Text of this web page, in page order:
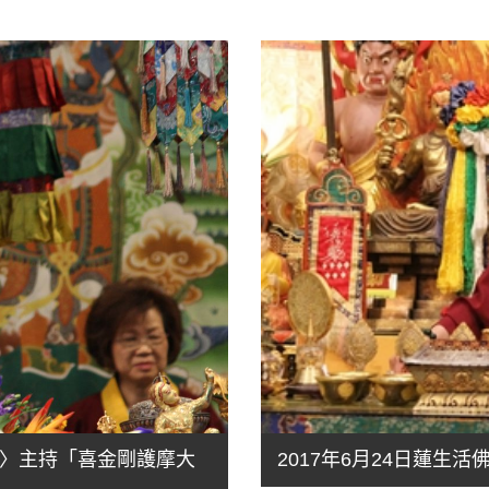
主持「喜金剛護摩大 2017年6月24日蓮生活